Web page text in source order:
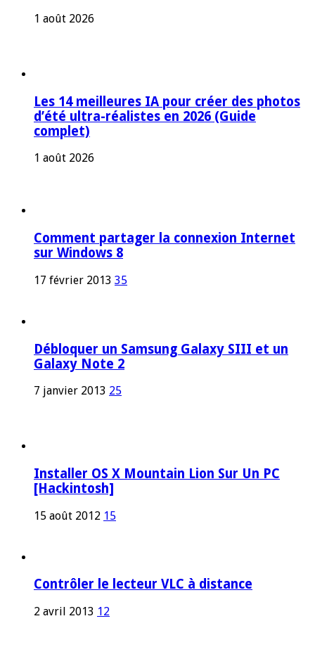
1 août 2026
Les 14 meilleures IA pour créer des photos
d’été ultra-réalistes en 2026 (Guide
complet)
1 août 2026
Comment partager la connexion Internet
sur Windows 8
17 février 2013 35
Débloquer un Samsung Galaxy SIII et un
Galaxy Note 2
7 janvier 2013 25
Installer OS X Mountain Lion Sur Un PC
[Hackintosh]
15 août 2012 15
Contrôler le lecteur VLC à distance
2 avril 2013 12